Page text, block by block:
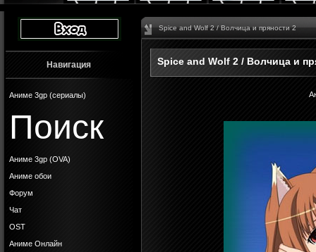
Навигация
Аниме 3gp (сериалы)
Поиск
Аниме 3gp (OVA)
Аниме обои
Форум
Чат
OST
Аниме Онлайн
Spice and Wolf 2 / Волчица и пряности 2
Spice and Wolf 2 / Волчица и